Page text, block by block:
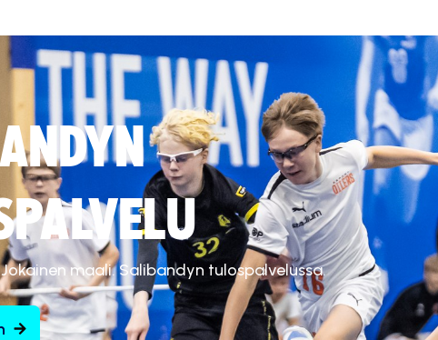
maali. Salibandyn tulospalvelussa.